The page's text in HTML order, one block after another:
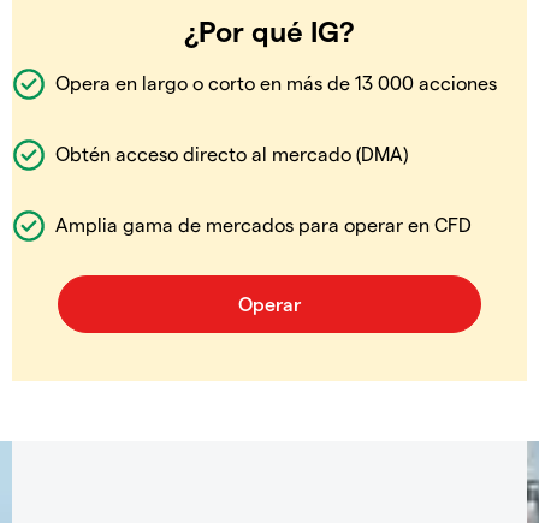
¿Por qué IG?
Opera en largo o corto en más de 13 000 acciones
Obtén acceso directo al mercado (DMA)
Amplia gama de mercados para operar en CFD